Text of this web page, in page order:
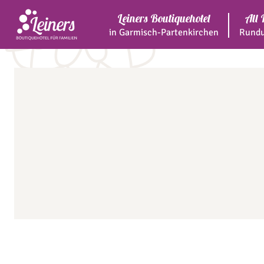
Leiners Boutiquehotel
in Garmisch-Partenkirchen
All